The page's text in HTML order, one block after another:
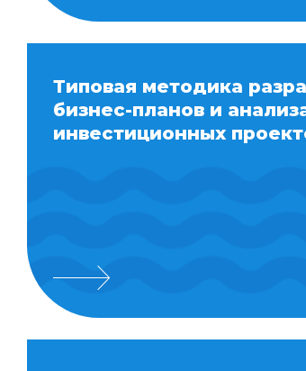
Типовая методика
бизнес-планов и
инвестиционных